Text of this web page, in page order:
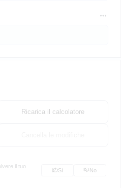
Ricarica il calcolatore
il tuo
Sì No